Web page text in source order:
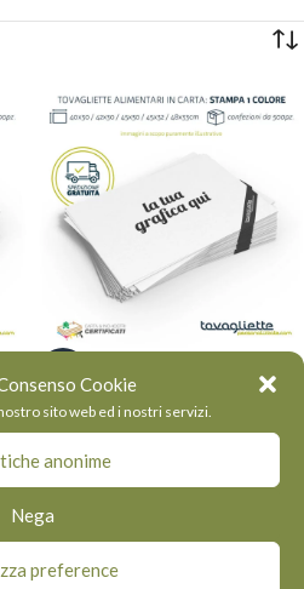
Cookie
sito web ed i nostri servizi.
anonime
Nega
preference
HOT
Tovagliette
Personalizzate
Economiche 1 colore
€161,00